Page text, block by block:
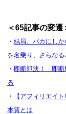
＜65記事の変遷
・ 結局、バカにしか
を名乗り、さらな
・ 即断即決！ 即断
る
・
【アフィリエイ
本質とは